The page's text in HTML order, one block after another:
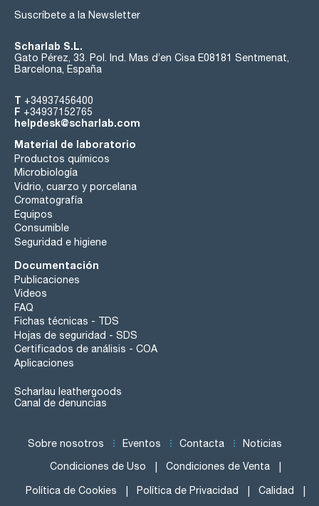
Suscríbete a la Newsletter
Scharlab S.L.
Gato Pérez, 33. Pol. Ind. Mas d’en Cisa E08181 Sentmenat,
Barcelona, España
T +34937456400
F +34937152765
helpdesk@scharlab.com
Material de laboratorio
Productos químicos
Microbiología
Vidrio, cuarzo y porcelana
Cromatografía
Equipos
Consumible
Seguridad e higiene
Documentación
Publicaciones
Videos
FAQ
Fichas técnicas - TDS
Hojas de seguridad - SDS
Certificados de análisis - COA
Aplicaciones
Scharlau leathergoods
Canal de denuncias
Sobre nosotros Eventos Contacta Noticias
Condiciones de Uso Condiciones de Venta
Política de Cookies Política de Privacidad Calidad